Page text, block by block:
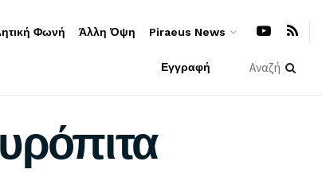
Φωνή Άλλη Όψη Piraeus News
Εγγραφή